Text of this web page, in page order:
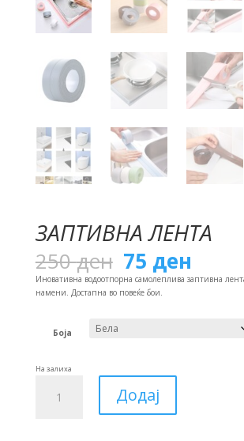
ЗАПТИВНА ЛЕНТА
250ден Original
price
was:
250 ден.
75 денprice
is:
Иновативна водоотпорна самолеплива заптивна лента
намени. Достапна во повеќе бои.
Боја
На залиха
Лента
Додај